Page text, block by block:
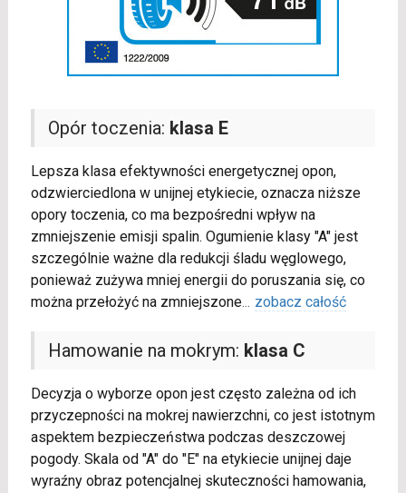
Opór toczenia: klasa E
Lepsza klasa efektywności energetycznej opon,
odzwierciedlona w unijnej etykiecie, oznacza niższe
opory toczenia, co ma bezpośredni wpływ na
zmniejszenie emisji spalin. Ogumienie klasy "A" jest
szczególnie ważne dla redukcji śladu węglowego,
ponieważ zużywa mniej energii do poruszania się, co
można przełożyć na zmniejszone... zobacz całość
Hamowanie na mokrym: klasa C
Decyzja o wyborze opon jest często zależna od ich
przyczepności na mokrej nawierzchni, co jest istotnym
aspektem bezpieczeństwa podczas deszczowej
pogody. Skala od "A" do "E" na etykiecie unijnej daje
wyraźny obraz potencjalnej skuteczności hamowania,